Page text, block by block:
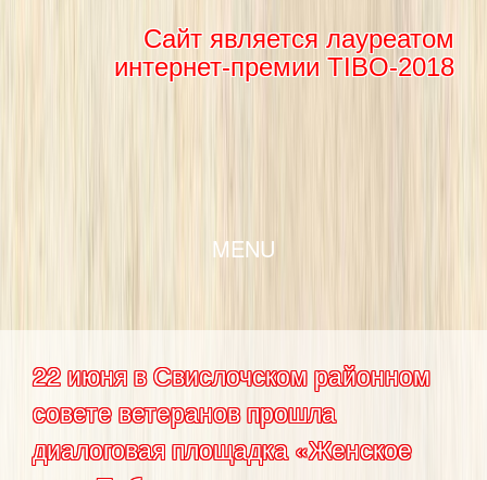
Сайт является лауреатом
интернет-премии TIBO-2018
MENU
22 июня в Свислочском районном
совете ветеранов прошла
диалоговая площадка «Женское